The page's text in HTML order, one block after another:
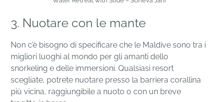
3. Nuotare con le mante
Non c’è bisogno di specificare che le Maldive sono tra i
migliori luoghi al mondo per gli amanti dello
snorkeling e delle immersioni. Qualsiasi resort
scegliate, potrete nuotare presso la barriera corallina
più vicina, raggiungibile a nuoto o con un breve